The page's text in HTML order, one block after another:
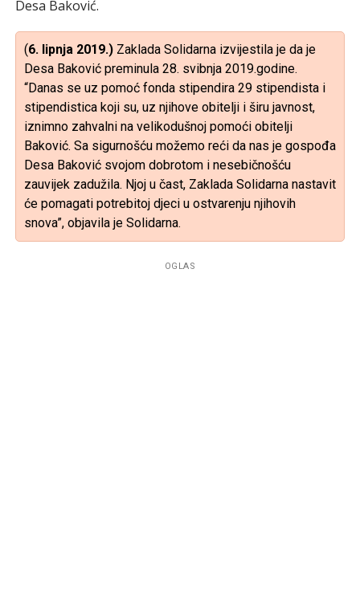
Desa Baković.
(6. lipnja 2019.)Zaklada Solidarna izvijestila je da je
Desa Baković preminula 28. svibnja 2019.godine.
“Danas se uz pomoć fonda stipendira 29 stipendista i
stipendistica koji su, uz njihove obitelji i širu javnost,
iznimno zahvalni na velikodušnoj pomoći obitelji
Baković. Sa sigurnošću možemo reći da nas je gospođa
Desa Baković svojom dobrotom i nesebičnošću
zauvijek zadužila. Njoj u čast, Zaklada Solidarna nastavit
će pomagati potrebitoj djeci u ostvarenju njihovih
snova”, objavila je Solidarna.
OGLAS